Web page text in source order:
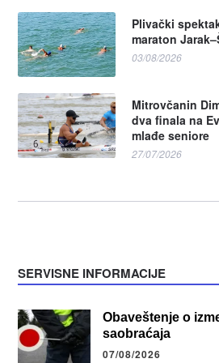
Plivački
maraton
03/08/2026
Mitrovčanin
dva finala na
mlađe seniore
27/07/2026
SERVISNE INFORMACIJE
Obaveštenje o
saobraćaja
07/08/2026